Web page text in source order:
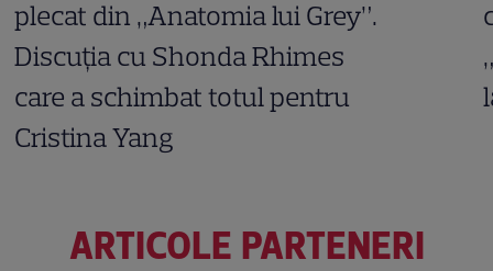
plecat din „Anatomia lui Grey”.
Discuția cu Shonda Rhimes
care a schimbat totul pentru
Cristina Yang
ARTICOLE PARTENERI